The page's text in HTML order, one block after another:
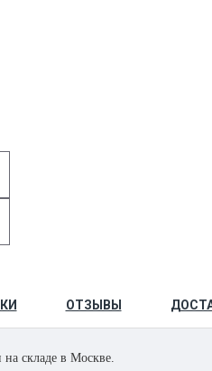
ОТЗЫВЫ
складе в Москве.